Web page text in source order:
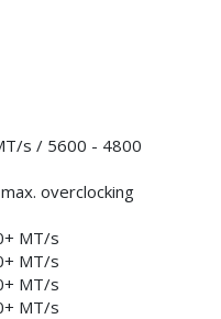
s / 5600 - 4800
overclocking
MT/s
MT/s
MT/s
MT/s